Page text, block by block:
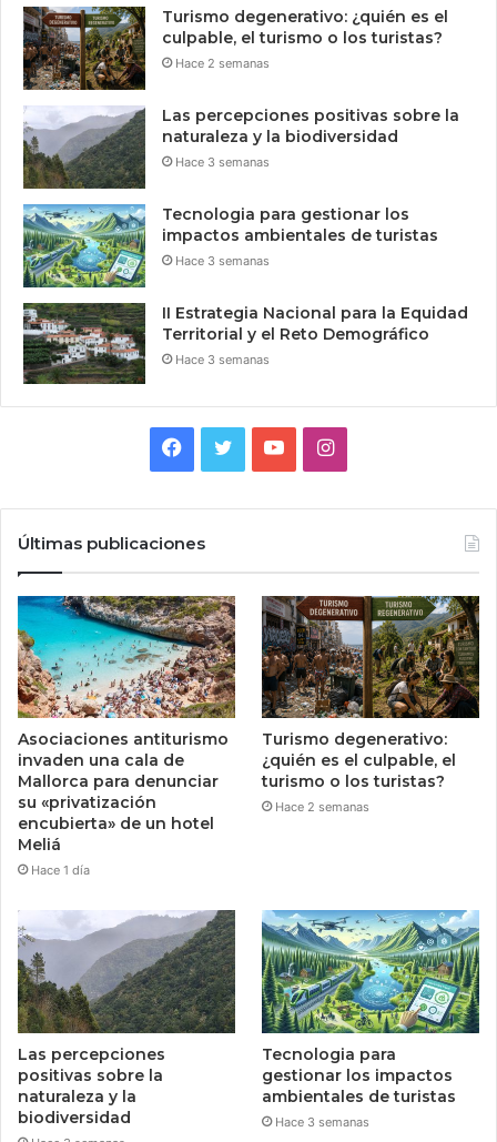
Turismo degenerativo: ¿quién es el
culpable, el turismo o los turistas?
Hace 2 semanas
Las percepciones positivas sobre la
naturaleza y la biodiversidad
Hace 3 semanas
Tecnologia para gestionar los
impactos ambientales de turistas
Hace 3 semanas
II Estrategia Nacional para la Equidad
Territorial y el Reto Demográfico
Hace 3 semanas
Facebook
TwitterYouTubeInstagram
Últimas publicaciones
Asociaciones antiturismo
invaden una cala de
Mallorca para denunciar
su «privatización
encubierta» de un hotel
Meliá
Hace 1 día
Turismo degenerativo:
¿quién es el culpable, el
turismo o los turistas?
Hace 2 semanas
Las percepciones
positivas sobre la
naturaleza y la
biodiversidad
Tecnologia para
gestionar los impactos
ambientales de turistas
Hace 3 semanas